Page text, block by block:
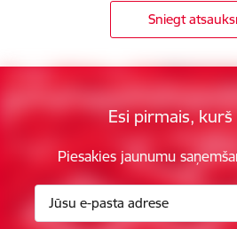
Sniegt
Esi pirmais, kurš
Piesakies jaunumu